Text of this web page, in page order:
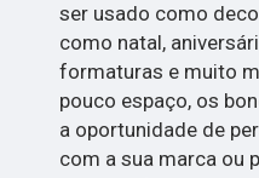
ser usado como
como natal,
formaturas e muito
pouco espaço, os
a oportunidade de
com a sua marca ou